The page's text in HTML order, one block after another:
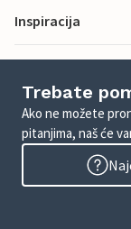
Inspiracija
Trebate
Ako ne možete
pitanjima, naš će